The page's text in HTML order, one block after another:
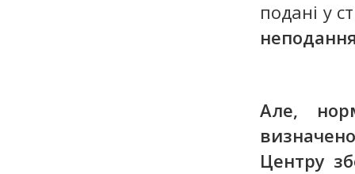
подані у
Але,
Центру